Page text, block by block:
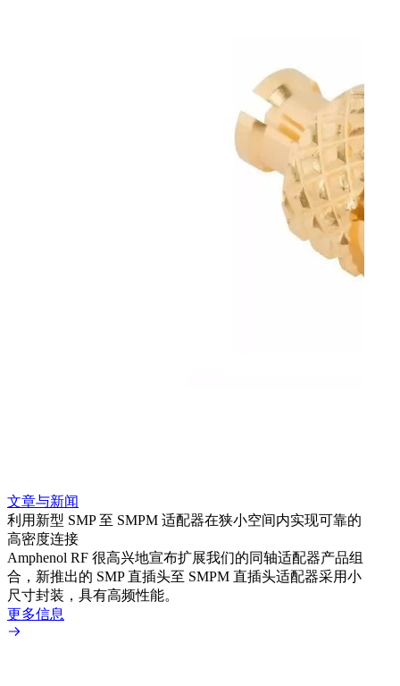
文章与新闻
利用新型 SMP 至 SMPM 适配器在狭小空间内实现可靠的
高密度连接
Amphenol RF 很高兴地宣布扩展我们的同轴适配器产品组
合，新推出的 SMP 直插头至 SMPM 直插头适配器采用小
尺寸封装，具有高频性能。
更多信息